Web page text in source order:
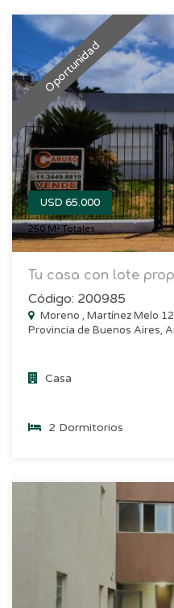
Oportunidad
USD 65.000
250 M² Totales
Tu casa con lote
Código: 200985
Moreno , Martínez Melo
Provincia de Buenos Aires,
Casa
2 Dormitorios